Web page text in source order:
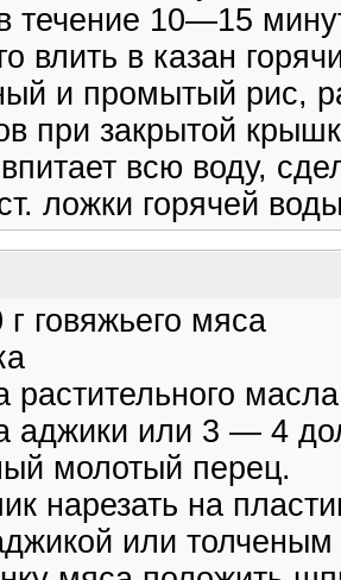
течение 10—15
влить в казан
и промытый рис,
при закрытой
всю воду,
ложки горячей
говяжьего мяса
растительного
аджики или 3 — 4
молотый перец.
нарезать на
или